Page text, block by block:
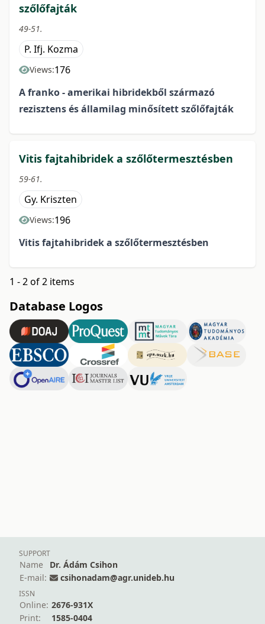
szőlőfajták
49-51.
P. Ifj. Kozma
Views:176
A franko - amerikai hibridekből származó
rezisztensés államilag minősített szőlőfajták
Vitis fajtahibridek a szőlőtermesztésben
59-61.
Gy. Kriszten
Views:196
Vitis fajtahibridek a szőlőtermesztésben
1 - 2 of 2 items
Database Logos
SUPPORT
Name
Dr. Ádám Csihon
E-mail:
csihonadam@agr.unideb.hu
ISSN
Online: 2676-931X
Print:
1585-0404